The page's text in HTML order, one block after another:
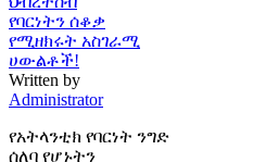
የባርነትን ሰቆቃ
የሚዘክሩት አስገራሚ
ሀውልቶች!
Written by
Administrator
የአትላንቲክ የባርነት ንግድ
ሰለባ የሆኑትን